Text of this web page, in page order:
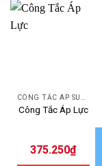
Công Tắc Áp Lực
375.250₫